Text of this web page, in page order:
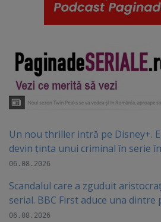
Un nou thriller intră pe Disney+.
devin ținta unui criminal în serie
06.08.2026
Scandalul care a zguduit
serial. BBC First aduce una
06.08.2026